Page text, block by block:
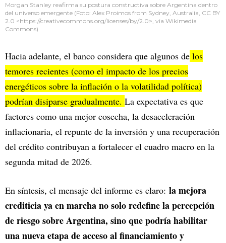
Morgan Stanley reafirma su postura constructiva sobre Argentina dentro
del universo emergente (Foto: Alex Proimos from Sydney, Australia, CC BY
2.0 <https://creativecommons.org/licenses/by/2.0>, via Wikimedia
Commons)
Hacia adelante, el banco considera que algunos de los
temores recientes (como el impacto de los precios
energéticos sobre la inflación o la volatilidad política)
podrían disiparse gradualmente. La expectativa es que
factores como una mejor cosecha, la desaceleración
inflacionaria, el repunte de la inversión y una recuperación
del crédito contribuyan a fortalecer el cuadro macro en la
segunda mitad de 2026.
En síntesis, el mensaje del informe es claro: la mejora
crediticia ya en marcha no solo redefine la percepción
de riesgo sobre Argentina, sino que podría habilitar
una nueva etapa de acceso al financiamiento y